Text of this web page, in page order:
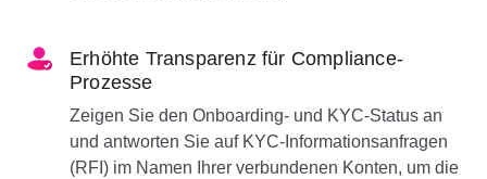
Erhöhte Transparenz für Compliance-
Prozesse
Zeigen Sie den Onboarding- und KYC-Status an
und antworten Sie auf KYC-Informationsanfragen
(RFI) im Namen Ihrer verbundenen Konten, um die